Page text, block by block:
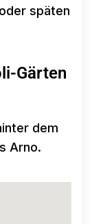
späten
Gärten
dem
Arno.